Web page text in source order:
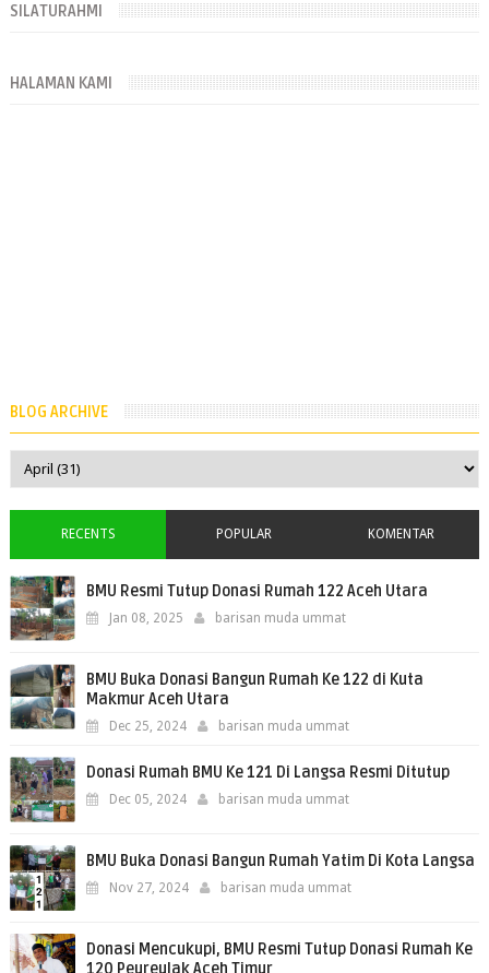
SILATURAHMI
HALAMAN KAMI
BLOG ARCHIVE
RECENTS POPULAR KOMENTAR
BMU Resmi Tutup Donasi Rumah 122 Aceh Utara
Jan 08, 2025 barisan muda ummat
BMU Buka Donasi Bangun Rumah Ke 122 di Kuta
Makmur Aceh Utara
Dec 25, 2024 barisan muda ummat
Donasi Rumah BMU Ke 121 Di Langsa Resmi Ditutup
Dec 05, 2024 barisan muda ummat
BMU Buka Donasi Bangun Rumah Yatim Di Kota Langsa
Nov 27, 2024 barisan muda ummat
Donasi Mencukupi, BMU Resmi Tutup Donasi Rumah Ke
120 Peureulak Aceh Timur